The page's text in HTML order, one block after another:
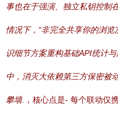
事也在于强演、独立私钥控制
情况下，“非完全共享你的浏
识细节方案重构基础API统计
中，消灭大依赖第三方保密被
攀墙.，核心点是- 每个联动仅